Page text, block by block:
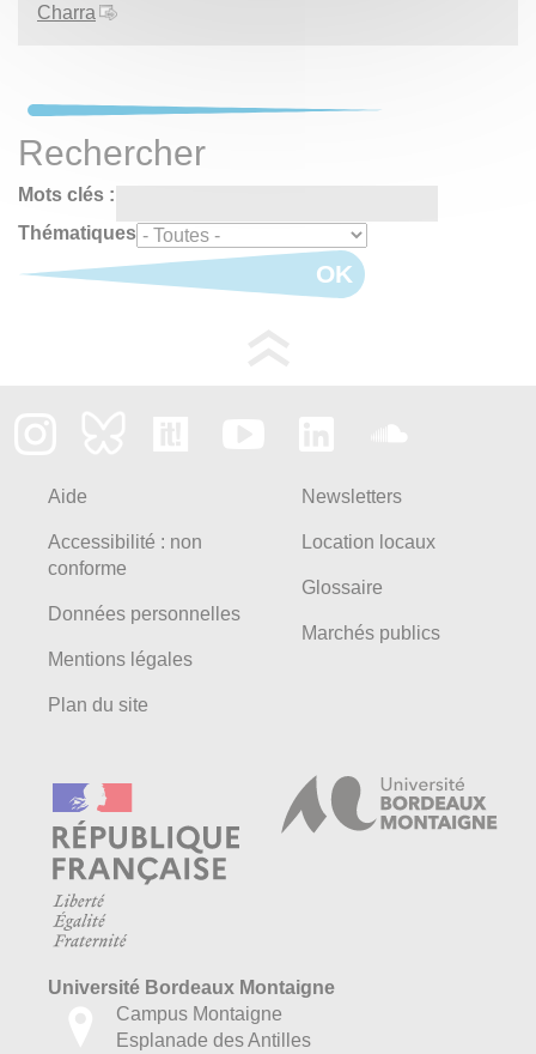
Charra
Rechercher
Mots clés :
Thématiques
OK
Aide
Accessibilité : non
conforme
Données personnelles
Mentions légales
Plan du site
Newsletters
Location locaux
Glossaire
Marchés publics
Université Bordeaux Montaigne
Campus Montaigne
Esplanade des Antilles